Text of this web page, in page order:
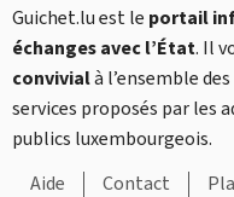
Guichet.lu est le portail
échanges avec l’État. Il
convivialà l’ensemble
services proposés par les
publics luxembourgeois.
Aide
Contact